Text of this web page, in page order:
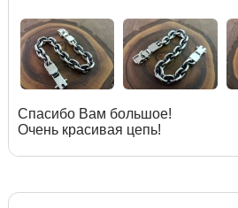
Спасибо Вам большое!
Очень красивая цепь!